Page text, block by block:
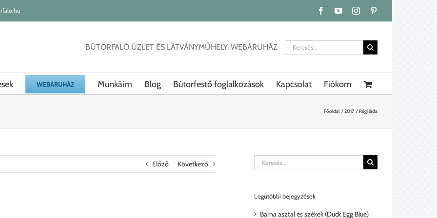
FacebookYouTubeInstagram
BÚTORFALÓ ÜZLET ÉS LÁTVÁNYMŰHELY, WEBÁRUHÁZ Keresés...
WEBÁRUHÁZ Munkáim Blog Bútorfestő foglalkozások Kapcsolat Fiókom
Főoldal 2017 Régi láda
Előző Következő Keresés...
Legutóbbi bejegyzések
Barna asztal és székek (Duck Egg Blue)